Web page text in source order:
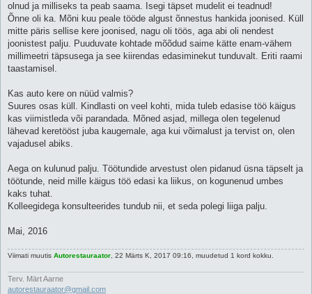
olnud ja milliseks ta peab saama. Isegi täpset mudelit ei teadnud!
Õnne oli ka. Mõni kuu peale tööde algust õnnestus hankida joonised. Küll
mitte päris sellise kere joonised, nagu oli töös, aga abi oli nendest
joonistest palju. Puuduvate kohtade mõõdud saime kätte enam-vähem
millimeetri täpsusega ja see kiirendas edasiminekut tunduvalt. Eriti raami
taastamisel.
Kas auto kere on nüüd valmis?
Suures osas küll. Kindlasti on veel kohti, mida tuleb edasise töö käigus
kas viimistleda või parandada. Mõned asjad, millega olen tegelenud
lähevad keretööst juba kaugemale, aga kui võimalust ja tervist on, olen
vajadusel abiks.
Aega on kulunud palju. Töötundide arvestust olen pidanud üsna täpselt ja
töötunde, neid mille käigus töö edasi ka liikus, on kogunenud umbes
kaks tuhat.
Kolleegidega konsulteerides tundub nii, et seda polegi liiga palju.
Mai, 2016
Viimati muutis Autorestauraator , 22 Märts K, 2017 09:16, muudetud 1 kord kokku.
Terv. Märt Aarne
autorestauraator@gmail.com